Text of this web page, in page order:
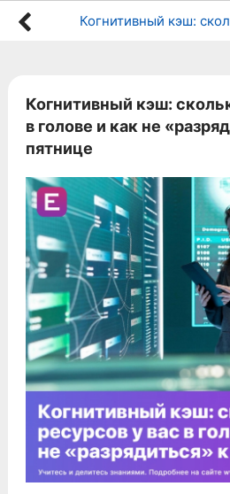
Когнитивный кэш:
в голове и как не
пятнице